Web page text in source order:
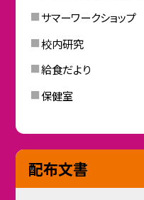
サマーワークショップ
校内研究
給食だより
保健室
配布文書